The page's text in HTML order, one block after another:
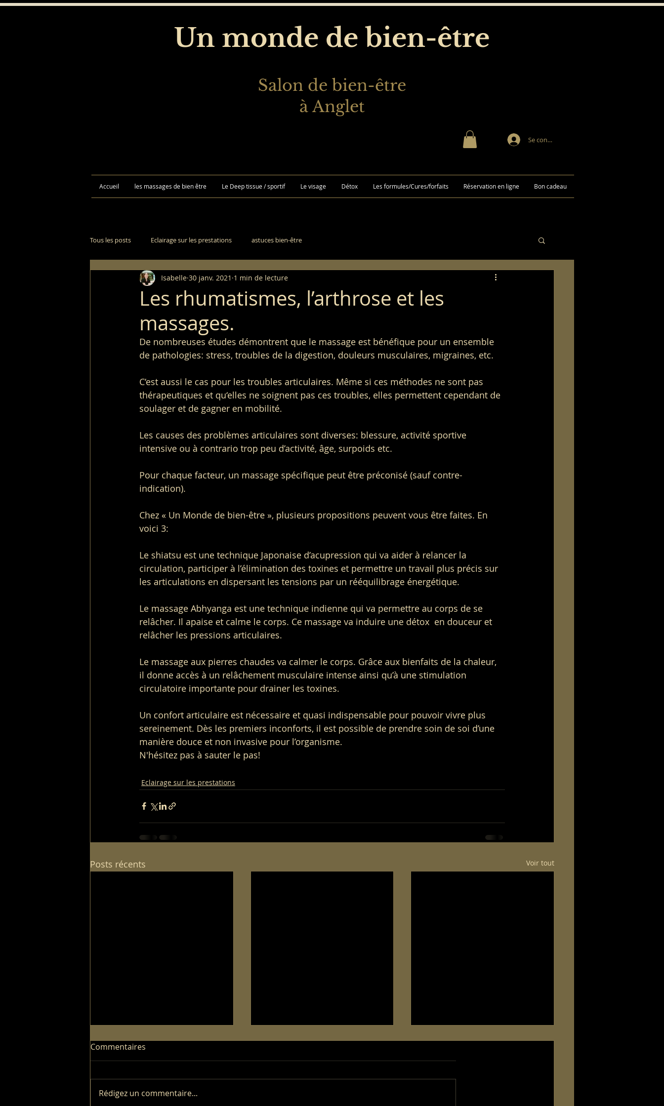
Un monde de bien-être
Salon de bien-être
à Anglet
Se connecter
Accueil les massages de bien être Le Deep tissue / sportif Le visage Détox Les formules/Cures/forfaits Réservation en ligne Bon cadeau
Tous les posts Eclairage sur les prestations astuces bien-être
Les rhumatismes, l’arthrose et les
massages.
Isabelle 30 janv. 2021 1 min de lecture
De nombreuses études démontrent que le massage est bénéfique pour un ensemble
de pathologies: stress, troubles de la digestion, douleurs musculaires, migraines, etc.
C‘est aussi le cas pour les troubles articulaires. Même si ces méthodes ne sont pas
thérapeutiques et qu‘elles ne soignent pas ces troubles, elles permettent cependant de
soulager et de gagner en mobilité.
Les causes des problèmes articulaires sont diverses: blessure, activité sportive
intensive ou à contrario trop peu d’activité, âge, surpoids etc.
Pour chaque facteur, un massage spécifique peut être préconisé (sauf contre-
indication).
Chez « Un Monde de bien-être », plusieurs propositions peuvent vous être faites. En
voici 3:
Le shiatsu est une technique Japonaise d’acupression qui va aider à relancer la
circulation, participer à l’élimination des toxines et permettre un travail plus précis sur
les articulations en dispersant les tensions par un rééquilibrage énergétique.
Le massage Abhyanga est une technique indienne qui va permettre au corps de se
relâcher. Il apaise et calme le corps. Ce massage va induire une détox  en douceur et
relâcher les pressions articulaires.
Le massage aux pierres chaudes va calmer le corps. Grâce aux bienfaits de la chaleur,
il donne accès à un relâchement musculaire intense ainsi qu’à une stimulation
circulatoire importante pour drainer les toxines.
Un confort articulaire est nécessaire et quasi indispensable pour pouvoir vivre plus
sereinement. Dès les premiers inconforts, il est possible de prendre soin de soi d’une
manière douce et non invasive pour l’organisme.
N'hésitez pas à sauter le pas!
Eclairage sur les prestations
Posts récents Voir tout
Commentaires
Rédigez un commentaire...